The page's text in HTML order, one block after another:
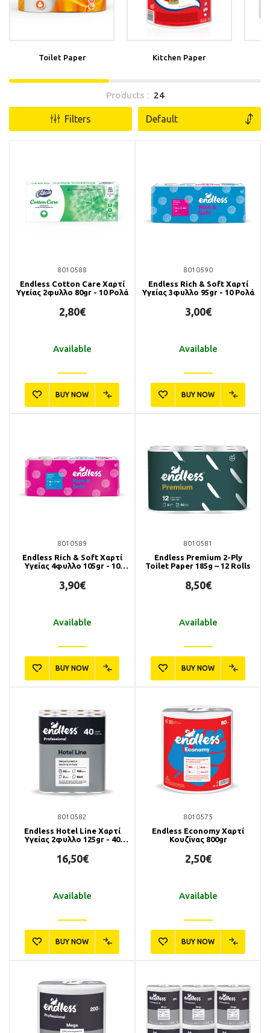
Toilet Paper Kitchen Paper
Products : 24
Filters
8010588
Endless Cotton Care Χαρτί
Υγείας 2φυλλο 80gr - 10 Ρολά
2,80€
Available
BUY NOW
8010590
Endless Rich & Soft Χαρτί
Υγείας 3φυλλο 95gr - 10 Ρολά
3,00€
Available
BUY NOW
8010589
Endless Rich & Soft Χαρτί
Υγείας 4φυλλο 105gr - 10
3,90€
Available
BUY NOW
8010581
Endless Premium 2-Ply
Toilet Paper 185g – 12 Rolls
8,50€
Available
BUY NOW
8010582
Endless Hotel Line Χαρτί
Υγείας 2φυλλο 125gr - 40
16,50€
Available
BUY NOW
8010575
Endless Economy Χαρτί
Κουζίνας 800gr
2,50€
Available
BUY NOW